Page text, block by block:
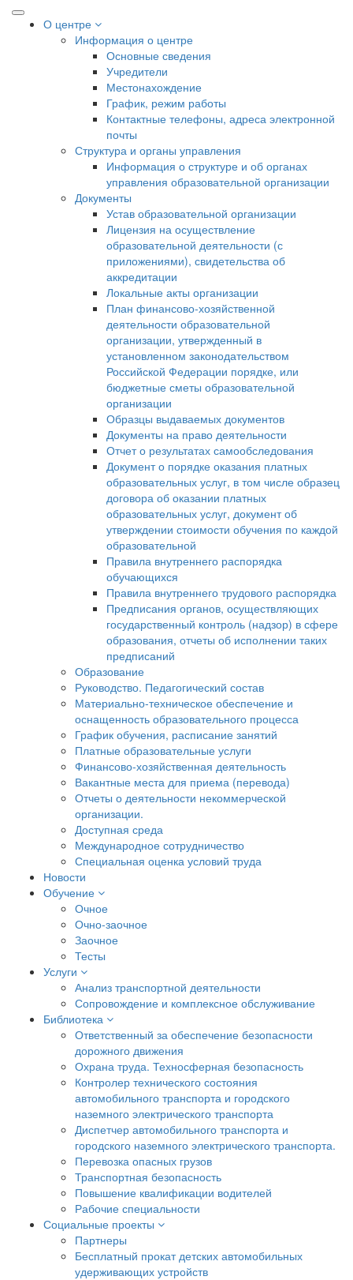
О центре
Информация о центре
Основные сведения
Учредители
Местонахождение
График, режим работы
Контактные телефоны, адреса электронной
почты
Структура и органы управления
Информация о структуре и об органах
управления образовательной организации
Документы
Устав образовательной организации
Лицензия на осуществление
образовательной деятельности (с
приложениями), свидетельства об
аккредитации
Локальные акты организации
План финансово-хозяйственной
деятельности образовательной
организации, утвержденный в
установленном законодательством
Российской Федерации порядке, или
бюджетные сметы образовательной
организации
Образцы выдаваемых документов
Документы на право деятельности
Отчет о результатах самообследования
Документ о порядке оказания платных
образовательных услуг, в том числе образец
договора об оказании платных
образовательных услуг, документ об
утверждении стоимости обучения по каждой
образовательной
Правила внутреннего распорядка
обучающихся
Правила внутреннего трудового распорядка
Предписания органов, осуществляющих
государственный контроль (надзор) в сфере
образования, отчеты об исполнении таких
предписаний
Образование
Руководство. Педагогический состав
Материально-техническое обеспечение и
оснащенность образовательного процесса
График обучения, расписание занятий
Платные образовательные услуги
Финансово-хозяйственная деятельность
Вакантные места для приема (перевода)
Отчеты о деятельности некоммерческой
организации.
Доступная среда
Международное сотрудничество
Специальная оценка условий труда
Новости
Обучение
Очное
Очно-заочное
Заочное
Тесты
Услуги
Анализ транспортной деятельности
Сопровождение и комплексное обслуживание
Библиотека
Ответственный за обеспечение безопасности
дорожного движения
Охрана труда. Техносферная безопасность
Контролер технического состояния
автомобильного транспорта и городского
наземного электрического транспорта
Диспетчер автомобильного транспорта и
городского наземного электрического транспорта.
Перевозка опасных грузов
Транспортная безопасность
Повышение квалификации водителей
Рабочие специальности
Социальные проекты
Партнеры
Бесплатный прокат детских автомобильных
удерживающих устройств